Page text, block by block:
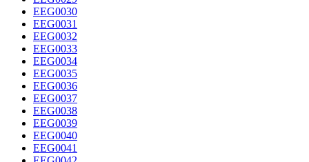
EEG0030
EEG0031
EEG0032
EEG0033
EEG0034
EEG0035
EEG0036
EEG0037
EEG0038
EEG0039
EEG0040
EEG0041